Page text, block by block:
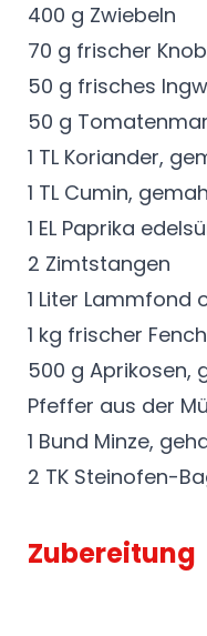
400 g Zwiebeln
70 g frischer
50 g frisches
50 g
1 TL Koriander,
1 TL Cumin,
1 EL Paprika
2 Zimtstangen
1 Liter Lammfond
1 kg frischer
500 g Aprikosen,
Pfeffer aus der
1 Bund Minze,
2 TK Steinofen-
Zubereitung